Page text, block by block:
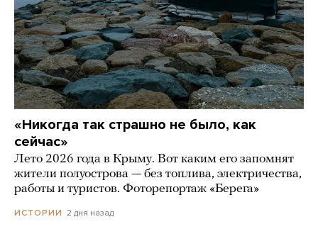
«Никогда так страшно не было, как
сейчас»
Лето 2026 года в Крыму. Вот каким его запомнят
жители полуострова — без топлива, электричества,
работы и туристов. Фоторепортаж «Берега»
ИСТОРИИ 2 дня назад